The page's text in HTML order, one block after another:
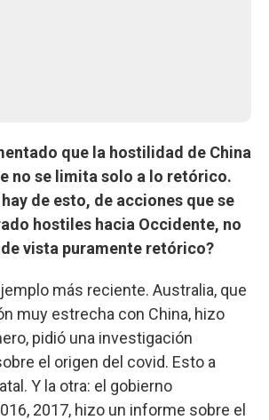
que la hostilidad de China
no se limita solo a lo retórico.
de esto, de acciones que se
hostiles hacia Occidente, no
vista puramente retórico?
más reciente. Australia, que
muy estrecha con China, hizo
pidió una investigación
el origen del covid. Esto a
Y la otra: el gobierno
2017, hizo un informe sobre el